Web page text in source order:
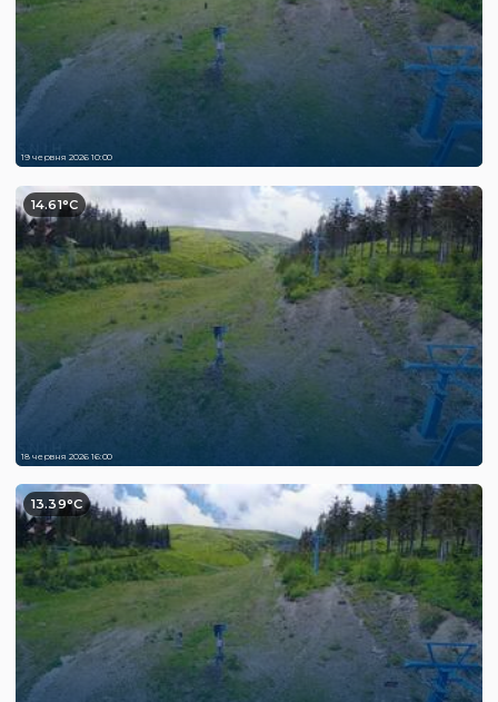
19 червня 2026 10:00
14.61°C
18 червня 2026 16:00
13.39°C